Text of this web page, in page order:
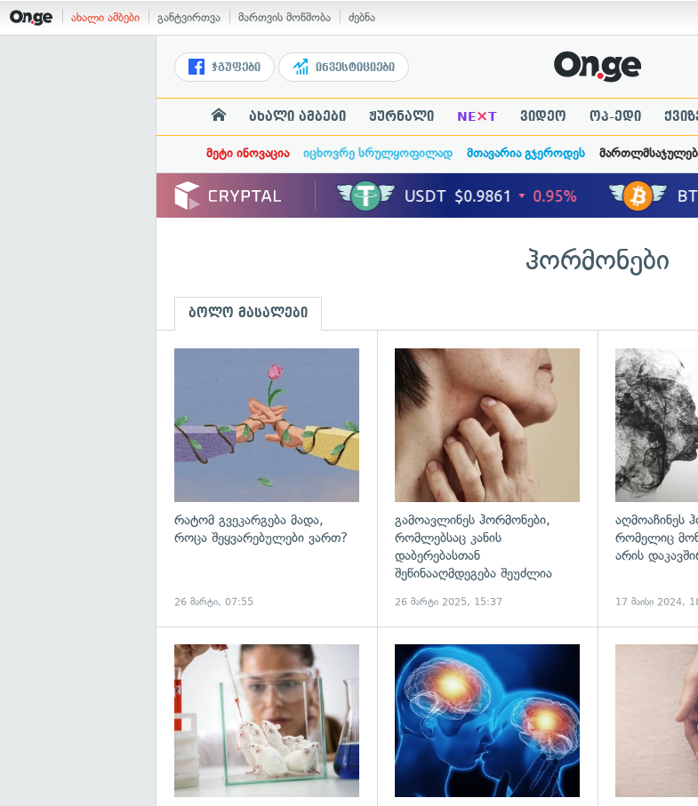
ახალი ამბები განტვირთვა მართვის მოწმობა ძებნა
ჯგუფები ინვესტიციები
ახალი ამბები ჟურნალი NE×T ვიდეო ოპ-ედი
მეტი ინოვაცია იცხოვრე სრულყოფილად მთავარია გჯეროდეს
ჰორმონები
ბოლო მასალები
რატომ გვეკარგება მადა,
როცა შეყვარებულები ვართ?
26 მარტი, 07:55
გადახედვა
გამოავლინეს ჰორმონები,
რომლებსაც კანის
დაბერებასთან
შეწინააღმდეგება შეუძლია
26 მარტი 2025, 15:37
აღმოაჩინეს
რომელიც
არის
17 მაისი 2024,
გადახედვა